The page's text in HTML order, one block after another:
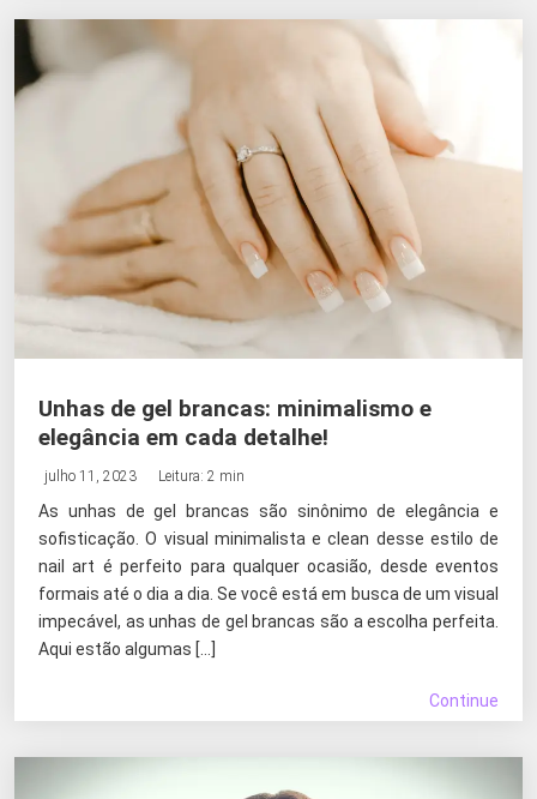
Unhas de gel brancas: minimalismo e
elegância em cada detalhe!
julho 11, 2023 Leitura: 2 min
As unhas de gel brancas são sinônimo de elegância e
sofisticação. O visual minimalista e clean desse estilo de
nail art é perfeito para qualquer ocasião, desde eventos
formais até o dia a dia. Se você está em busca de um visual
impecável, as unhas de gel brancas são a escolha perfeita.
Aqui estão algumas […]
Continue